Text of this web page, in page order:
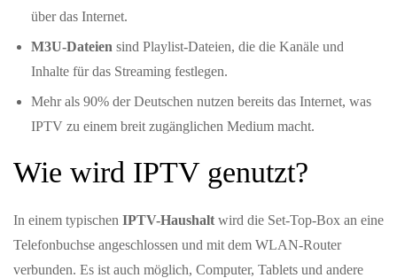
über das Internet.
M3U-Dateien sind Playlist-Dateien, die die Kanäle und
Inhalte für das Streaming festlegen.
Mehr als 90% der Deutschen nutzen bereits das Internet, was
IPTV zu einem breit zugänglichen Medium macht.
Wie wird IPTV genutzt?
In einem typischen IPTV-Haushalt wird die Set-Top-Box an eine
Telefonbuchse angeschlossen und mit dem WLAN-Router
verbunden. Es ist auch möglich, Computer, Tablets und andere